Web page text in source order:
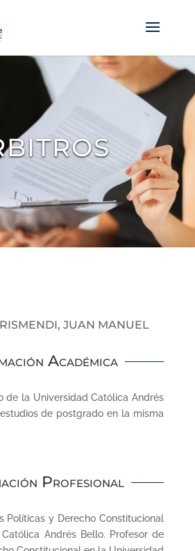
JUAN MANUEL
Académica
de la Universidad Católica Andrés
de postgrado en la misma
Profesional
Políticas y Derecho Constitucional
Andrés Bello. Profesor de